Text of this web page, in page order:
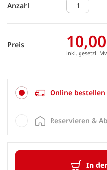
Anzahl
Preis
inkl. gesetzl.
Online bestellen
In
Reservieren &